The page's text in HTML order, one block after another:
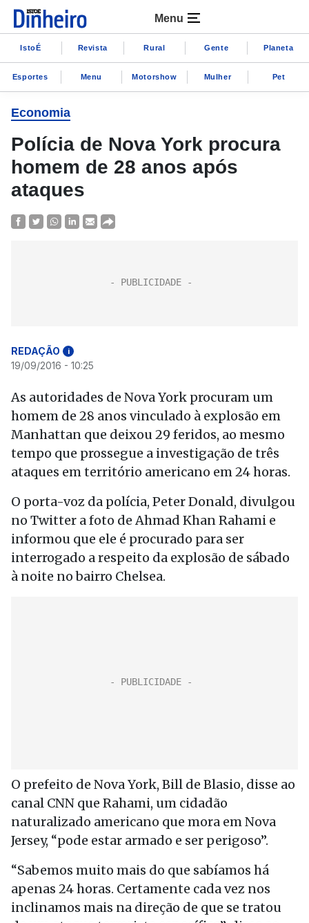
Menu
IstoÉ Revista Rural Gente Planeta
Esportes Menu Motorshow Mulher Pet
Economia
Polícia de Nova York procura
homem de 28 anos após
ataques
REDAÇÃO i
19/09/2016 - 10:25
As autoridades de Nova York procuram um
homem de 28 anos vinculado à explosão em
Manhattan que deixou 29 feridos, ao mesmo
tempo que prossegue a investigação de três
ataques em território americano em 24 horas.
O porta-voz da polícia, Peter Donald, divulgou
no Twitter a foto de Ahmad Khan Rahami e
informou que ele é procurado para ser
interrogado a respeito da explosão de sábado
à noite no bairro Chelsea.
O prefeito de Nova York, Bill de Blasio, disse ao
canal CNN que Rahami, um cidadão
naturalizado americano que mora em Nova
Jersey, “pode estar armado e ser perigoso”.
“Sabemos muito mais do que sabíamos há
apenas 24 horas. Certamente cada vez nos
inclinamos mais na direção de que se tratou